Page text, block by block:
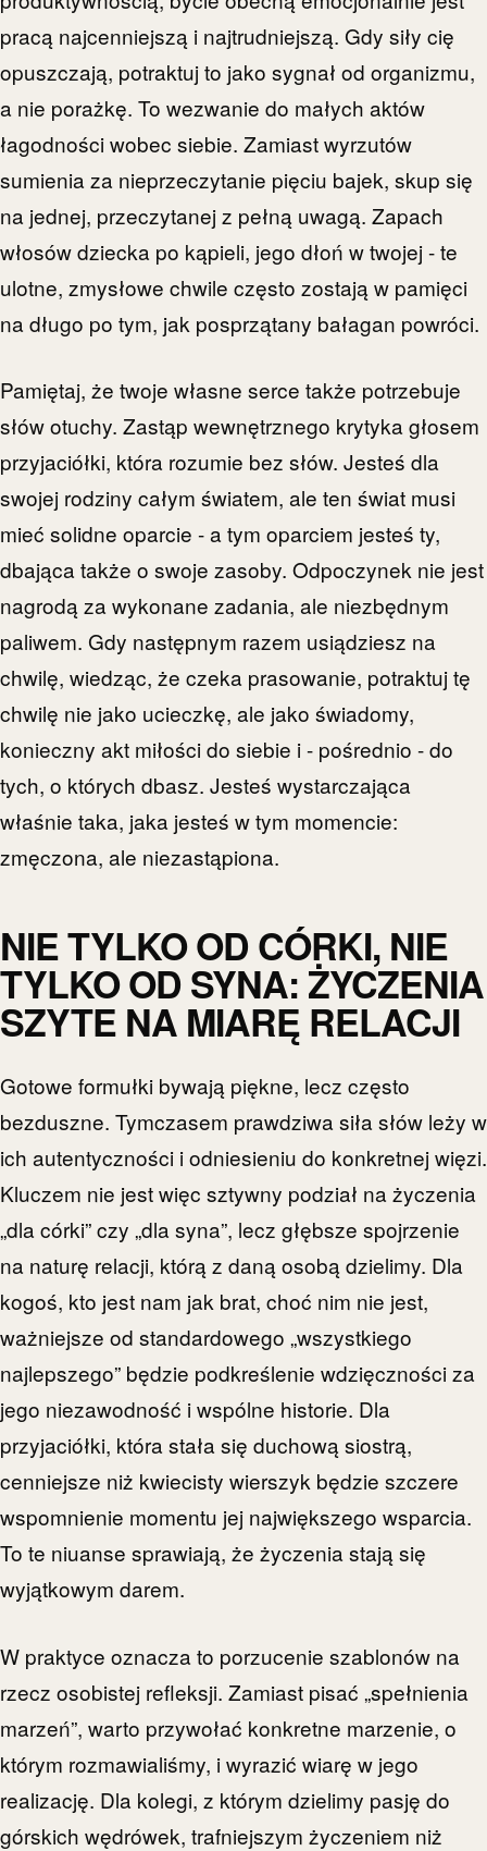
pracą najcenniejszą i najtrudniejszą. Gdy siły cię
opuszczają, potraktuj to jako sygnał od organizmu,
a nie porażkę. To wezwanie do małych aktów
łagodności wobec siebie. Zamiast wyrzutów
sumienia za nieprzeczytanie pięciu bajek, skup się
na jednej, przeczytanej z pełną uwagą. Zapach
włosów dziecka po kąpieli, jego dłoń w twojej - te
ulotne, zmysłowe chwile często zostają w pamięci
na długo po tym, jak posprzątany bałagan powróci.
Pamiętaj, że twoje własne serce także potrzebuje
słów otuchy. Zastąp wewnętrznego krytyka głosem
przyjaciółki, która rozumie bez słów. Jesteś dla
swojej rodziny całym światem, ale ten świat musi
mieć solidne oparcie - a tym oparciem jesteś ty,
dbająca także o swoje zasoby. Odpoczynek nie jest
nagrodą za wykonane zadania, ale niezbędnym
paliwem. Gdy następnym razem usiądziesz na
chwilę, wiedząc, że czeka prasowanie, potraktuj tę
chwilę nie jako ucieczkę, ale jako świadomy,
konieczny akt miłości do siebie i - pośrednio - do
tych, o których dbasz. Jesteś wystarczająca
właśnie taka, jaka jesteś w tym momencie:
zmęczona, ale niezastąpiona.
NIE TYLKO OD CÓRKI, NIE
TYLKO OD SYNA: ŻYCZENIA
SZYTE NA MIARĘ RELACJI
Gotowe formułki bywają piękne, lecz często
bezduszne. Tymczasem prawdziwa siła słów leży w
ich autentyczności i odniesieniu do konkretnej więzi.
Kluczem nie jest więc sztywny podział na życzenia
„dla córki” czy „dla syna”, lecz głębsze spojrzenie
na naturę relacji, którą z daną osobą dzielimy. Dla
kogoś, kto jest nam jak brat, choć nim nie jest,
ważniejsze od standardowego „wszystkiego
najlepszego” będzie podkreślenie wdzięczności za
jego niezawodność i wspólne historie. Dla
przyjaciółki, która stała się duchową siostrą,
cenniejsze niż kwiecisty wierszyk będzie szczere
wspomnienie momentu jej największego wsparcia.
To te niuanse sprawiają, że życzenia stają się
wyjątkowym darem.
W praktyce oznacza to porzucenie szablonów na
rzecz osobistej refleksji. Zamiast pisać „spełnienia
marzeń”, warto przywołać konkretne marzenie, o
którym rozmawialiśmy, i wyrazić wiarę w jego
realizację. Dla kolegi, z którym dzielimy pasję do
górskich wędrówek, trafniejszym życzeniem niż